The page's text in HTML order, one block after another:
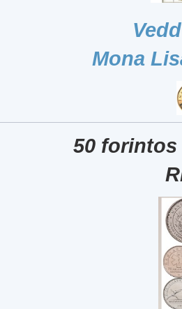
Mona
50 forintos